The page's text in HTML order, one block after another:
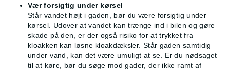
Vær forsigtig under kørsel
Står vandet højt i gaden, bør du være forsigtig under
kørsel. Udover at vandet kan trænge ind i bilen og gøre
skade på den, er der også risiko for at trykket fra
kloakken kan løsne kloakdæksler. Står gaden samtidig
under vand, kan det være umuligt at se. Er du nødsaget
til at køre, bør du søge mod gader, der ikke ramt af